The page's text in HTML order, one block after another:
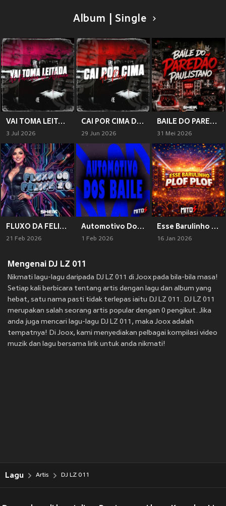
Album | Single
VAI TOMA LEITADA PAREDÃO DO ALEMÃO (Explicit)
3 Jul 2026
CAI POR CIMA DO PAU (Explicit)
29 Jun 2026
BAILE DO PAREDÃO PAULISTANO
31 Mei 2026
FLUXO DA FELIPE 2.0 (Explicit)
21 Feb 2026
Automotivo Dos Bailes (Explicit)
1 Feb 2026
Esse Barulinho - Plof Plof (Explicit)
16 Jan 2026
Mengenai DJ LZ 011
Nikmati lagu-lagu daripada DJ LZ 011 di Joox pada bila-bila masa!
Setiap kali berbicara tentang artis dengan lagu dan album yang
hebat, satu nama pasti tidak terlepas iaitu DJ LZ 011. DJ LZ 011
merupakan salah seorang artis popular dengan 0 pengikut. Jika
anda juga mencari lagu-lagu DJ LZ 011, maka Joox adalah
tempatnya! Di Joox, kami menyediakan pelbagai kompilasi video
muzik dan lagu bersama lirik untuk anda nikmati!
Lagu Artis DJ LZ 011